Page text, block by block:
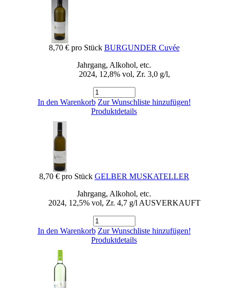
8,70 € pro Stück BURGUNDER Cuvée
Jahrgang, Alkohol, etc.
2024, 12,8% vol, Zr. 3,0 g/l,
In den Warenkorb Zur Wunschliste hinzufügen!
Produktdetails
8,70 € pro Stück GELBER MUSKATELLER
Jahrgang, Alkohol, etc.
2024, 12,5% vol, Zr. 4,7 g/l AUSVERKAUFT
In den Warenkorb Zur Wunschliste hinzufügen!
Produktdetails